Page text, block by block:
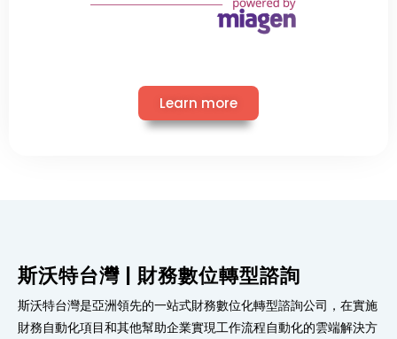
Learn more
斯沃特台灣 | 財務數位轉型諮詢
斯沃特台灣是亞洲領先的一站式財務數位化轉型諮詢公司，在實施
財務自動化項目和其他幫助企業實現工作流程自動化的雲端解決方